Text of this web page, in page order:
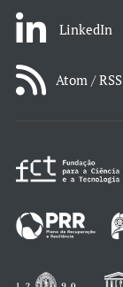
LinkedIn
Atom / RSS